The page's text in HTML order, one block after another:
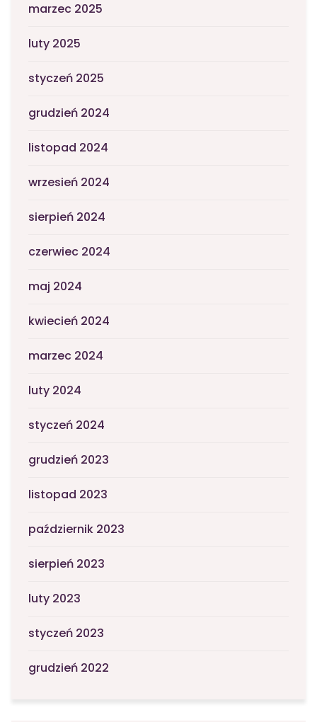
marzec 2025
luty 2025
styczeń 2025
grudzień 2024
listopad 2024
wrzesień 2024
sierpień 2024
czerwiec 2024
maj 2024
kwiecień 2024
marzec 2024
luty 2024
styczeń 2024
grudzień 2023
listopad 2023
październik 2023
sierpień 2023
luty 2023
styczeń 2023
grudzień 2022